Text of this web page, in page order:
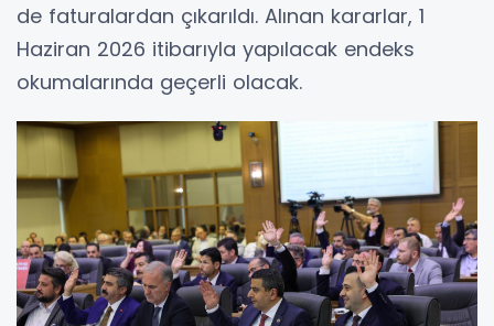
de faturalardan çıkarıldı. Alınan kararlar, 1
Haziran 2026 itibarıyla yapılacak endeks
okumalarında geçerli olacak.